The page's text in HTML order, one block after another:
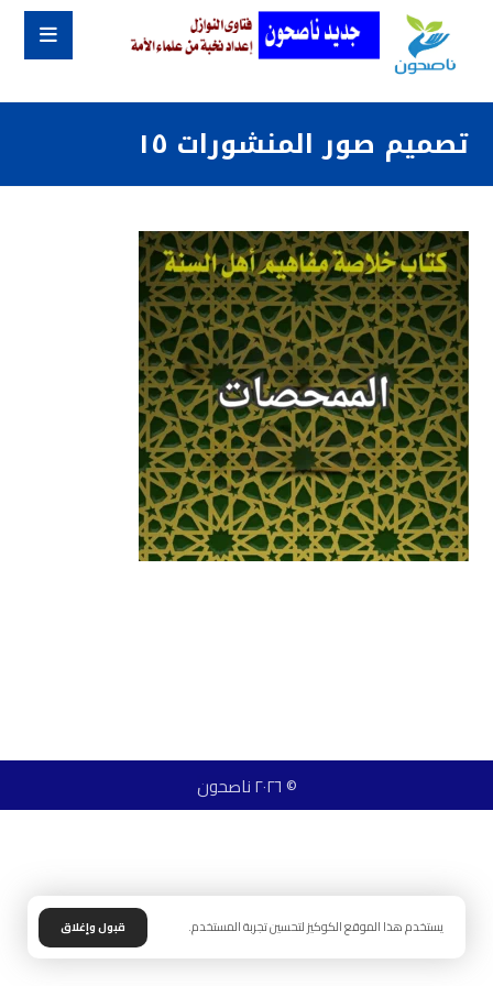
تصميم صور المنشورات ١٥
© ٢٠٢٦ ناصحون
يستخدم هذا الموقع الكوكيز لتحسين تجربة المستخدم. قبول وإغلاق